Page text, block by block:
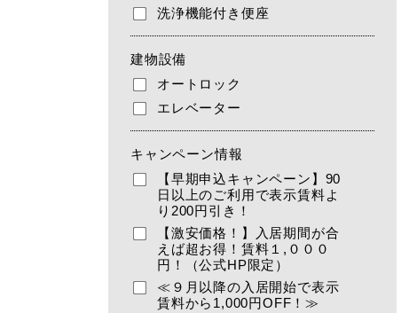
洗浄機能付き便座
建物設備
オートロック
エレベーター
キャンペーン情報
【早期申込キャンペーン】90
日以上のご利用で表示賃料よ
り200円引き！
【激安価格！】入居期間が合
えば超お得！賃料１,０００
円！（公式HP限定）
≪９月以降の入居開始で表示
賃料から1,000円OFF！≫